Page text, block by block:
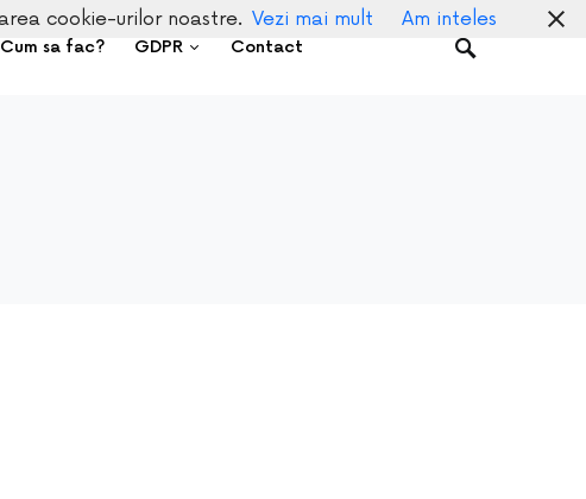
Cum sa fac? GDPR Contact
cookie-urilor noastre. Vezi mai mult Am inteles